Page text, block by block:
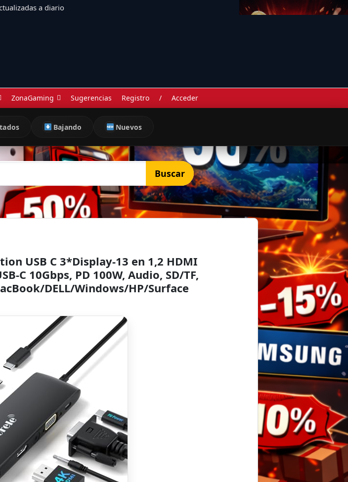
a diario
ZonaGaming Sugerencias Registro / Acceder
Bajando Nuevos
Buscar
USB C 3*Display-13 en 1,2 HDMI
C 10Gbps, PD 100W, Audio, SD/TF,
DELL/Windows/HP/Surface